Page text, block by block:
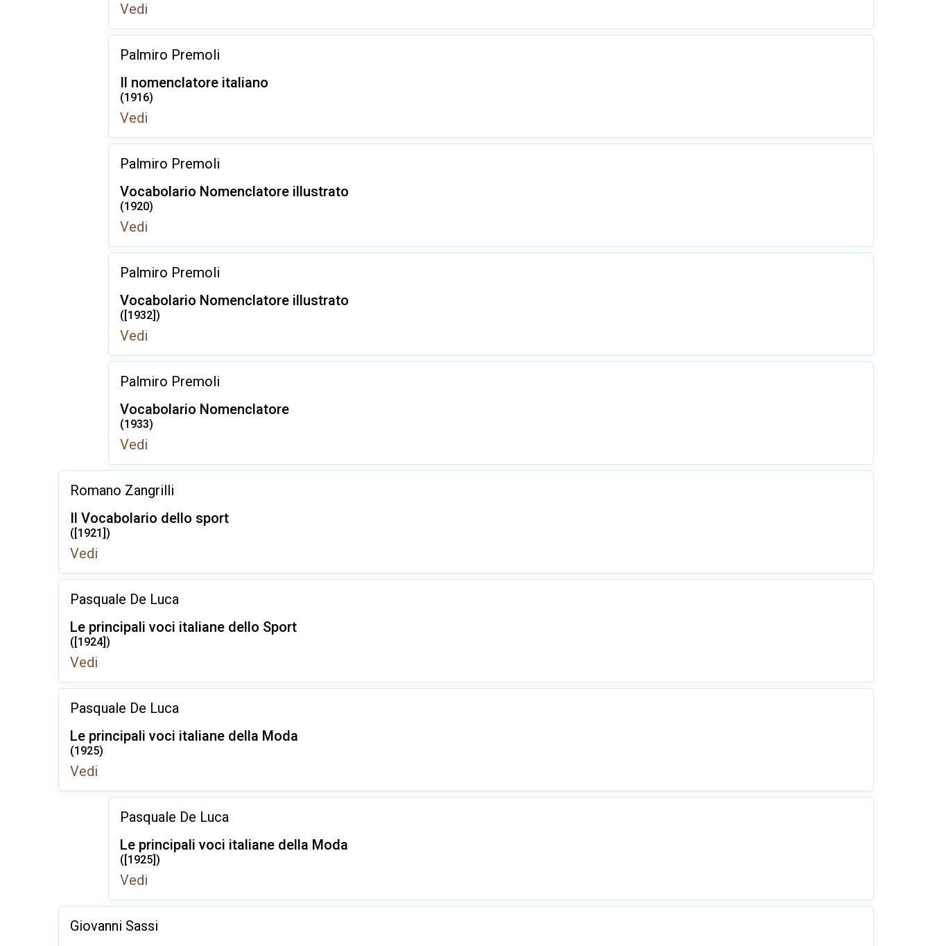
Vedi
Palmiro Premoli
Il nomenclatore italiano
(1916)
Vedi
Palmiro Premoli
Vocabolario Nomenclatore illustrato
(1920)
Vedi
Palmiro Premoli
Vocabolario Nomenclatore illustrato
([1932])
Vedi
Palmiro Premoli
Vocabolario Nomenclatore
(1933)
Vedi
Romano Zangrilli
Il Vocabolario dello sport
([1921])
Vedi
Pasquale De Luca
Le principali voci italiane dello Sport
([1924])
Vedi
Pasquale De Luca
Le principali voci italiane della Moda
(1925)
Vedi
Pasquale De Luca
Le principali voci italiane della Moda
([1925])
Vedi
Giovanni Sassi